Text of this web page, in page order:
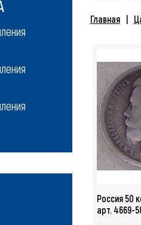
Главная
Россия 50
арт. 4669-